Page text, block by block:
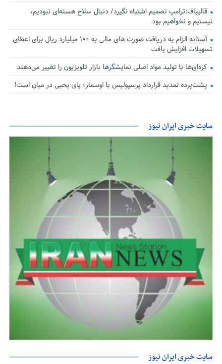
قالیباف:ترامپ تصمیم اشتباه نگیرد/ دنبال سلاح هسته‌ای نبودیم،
نیستیم و نخواهیم بود
آستانه الزام به دریافت صورت های مالی به ۱۰۰ میلیارد ریال برای اعطای
تسهیلات افزایش یافت
کره‌ای‌ها با تولید مواد اصلی نمایشگرها بازار تلویزیون را تغییر می‌دهند
پشت‌پرده تمدید قرارداد پرسپولیس با اوسمار؛ پای یحیی در میان است!
سایت خبری ایران نیوز
سایت خبری ایران نیوز